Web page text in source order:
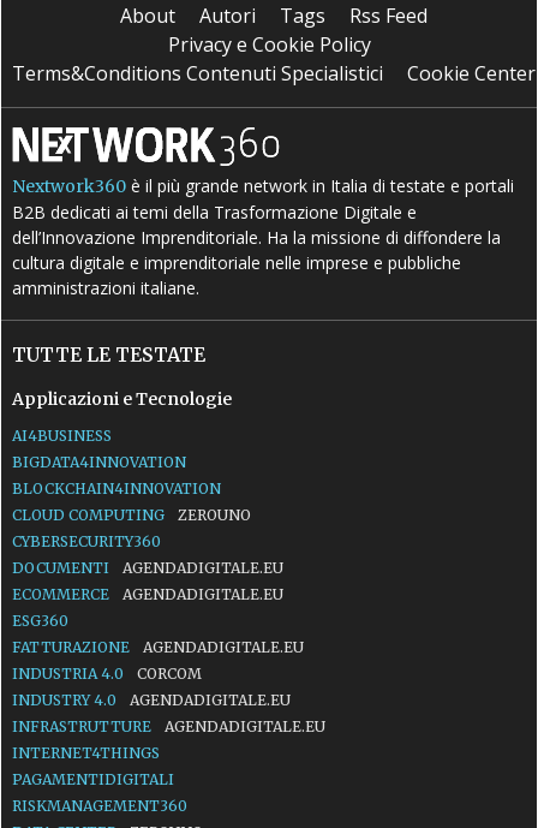
About Autori Tags
Rss Feed
Privacy e Cookie Policy
Terms&Conditions Contenuti Specialistici
Cookie Center
Nextwork360 è il più grande network in Italia di testate e portali
B2B dedicati ai temi della Trasformazione Digitale e
dell’Innovazione Imprenditoriale. Ha la missione di diffondere la
cultura digitale e imprenditoriale nelle imprese e pubbliche
amministrazioni italiane.
TUTTE LE TESTATE
Applicazioni e Tecnologie
AI4BUSINESS
BIGDATA4INNOVATION
BLOCKCHAIN4INNOVATION
CLOUD COMPUTING
ZEROUNO
CYBERSECURITY360
DOCUMENTI
AGENDADIGITALE.EU
ECOMMERCE
AGENDADIGITALE.EU
ESG360
FATTURAZIONE
AGENDADIGITALE.EU
INDUSTRIA 4.0
CORCOM
INDUSTRY 4.0
AGENDADIGITALE.EU
INFRASTRUTTURE
AGENDADIGITALE.EU
INTERNET4THINGS
PAGAMENTIDIGITALI
RISKMANAGEMENT360